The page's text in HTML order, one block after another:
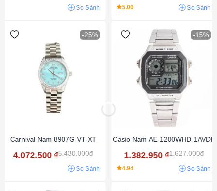
So Sánh 5.00 So Sánh
-25%
Carnival Nam 8907G-VT-XT
4.072.500 ₫5.430.000đ
So Sánh
-15%
Casio Nam AE-1200WHD-1AVDF
1.382.950 ₫1.627.000đ
4.94 So Sánh